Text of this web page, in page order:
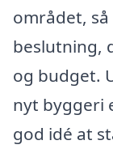
området,
beslutning,
og budget.
nyt byggeri
god idé at